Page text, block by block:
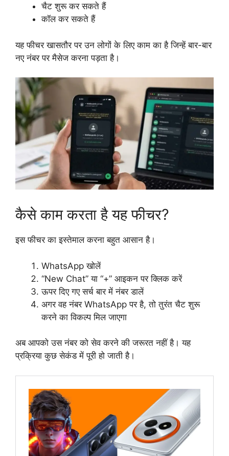
चैट शुरू कर सकते हैं
कॉल कर सकते हैं
यह फीचर खासतौर पर उन लोगों के लिए काम का है जिन्हें बार-बार
नए नंबर पर मैसेज करना पड़ता है।
कैसे काम करता है यह फीचर?
इस फीचर का इस्तेमाल करना बहुत आसान है।
WhatsApp खोलें
“New Chat” या “+” आइकन पर क्लिक करें
ऊपर दिए गए सर्च बार में नंबर डालें
अगर वह नंबर WhatsApp पर है, तो तुरंत चैट शुरू
करने का विकल्प मिल जाएगा
अब आपको उस नंबर को सेव करने की जरूरत नहीं है। यह
प्रक्रिया कुछ सेकंड में पूरी हो जाती है।